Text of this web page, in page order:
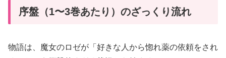
序盤（1〜3巻あたり）のざっくり流れ
物語は、魔女のロゼが「好きな人から惚れ薬の依頼をされ